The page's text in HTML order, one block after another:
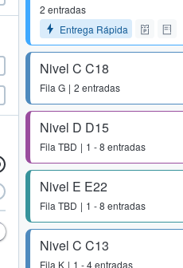
2 entradas
Entrega Rápida
Nivel C C18
Fila G 2 entradas
Nivel D D15
Fila TBD 1 - 8 entradas
Nivel E E22
Fila TBD 1 - 8 entradas
Nivel C C13
Fila K 1 - 4 entradas